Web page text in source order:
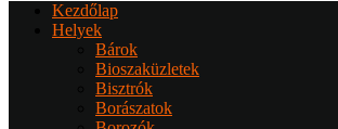
Kezdőlap
Helyek
Bárok
Bioszaküzletek
Bisztrók
Borászatok